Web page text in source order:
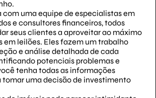
com uma equipe de especialistas em
e consultores financeiros, todos
seus clientes a aproveitar ao máximo
em leilões. Eles fazem um trabalho
e análise detalhada de cada
potenciais problemas e
tenha todas as informações
tomar uma decisão de investimento